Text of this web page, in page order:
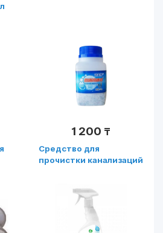
1 200 ₸
Средство для
прочистки канализаций